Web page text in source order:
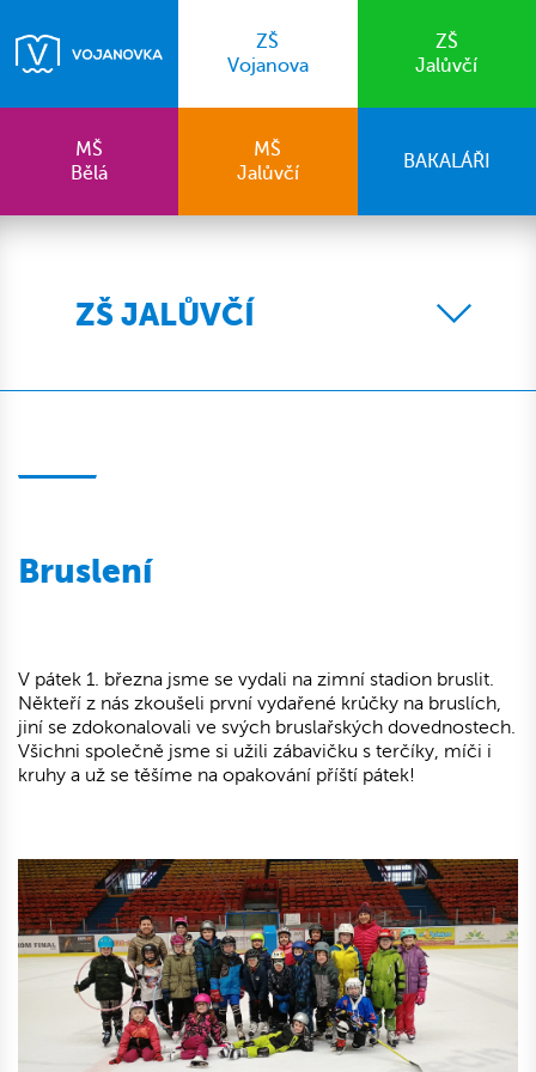
ZŠ
Vojanova
ZŠ
Jalůvčí
MŠ
Bělá
MŠ
Jalůvčí
BAKALÁŘI
ZŠ JALŮVČÍ
Bruslení
V pátek 1. března jsme se vydali na zimní stadion bruslit.
Někteří z nás zkoušeli první vydařené krůčky na bruslích,
jiní se zdokonalovali ve svých bruslařských dovednostech.
Všichni společně jsme si užili zábavičku s terčíky, míči i
kruhy a už se těšíme na opakování příští pátek!